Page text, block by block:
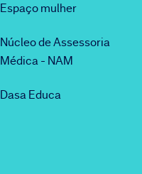
Espaço mulher
Núcleo de Assessoria
Médica - NAM
Dasa Educa